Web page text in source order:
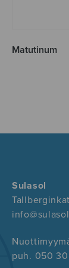
Matutinum
Sulasol
puh. 050